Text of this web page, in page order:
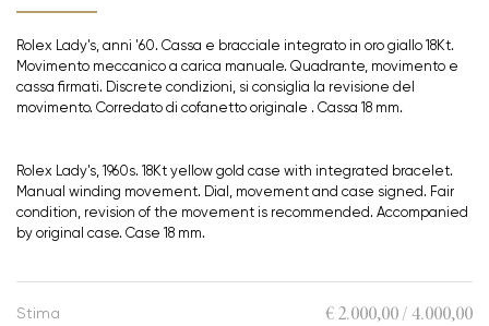
Rolex Lady's, anni '60. Cassa e bracciale integrato in oro giallo 18Kt.
Movimento meccanico a carica manuale. Quadrante, movimento e
cassa firmati. Discrete condizioni, si consiglia la revisione del
movimento. Corredato di cofanetto originale . Cassa 18 mm.
Rolex Lady's, 1960s. 18Kt yellow gold case with integrated bracelet.
Manual winding movement. Dial, movement and case signed. Fair
condition, revision of the movement is recommended . Accompanied
by original case. Case 18 mm.
€ 2.000,00 / 4.000,00
Stima